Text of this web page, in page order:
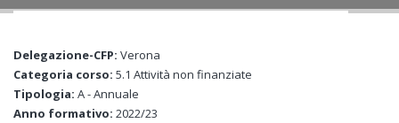
Delegazione-CFP: Verona
Categoria corso: 5.1 Attività non finanziate
Tipologia: A - Annuale
Anno formativo: 2022/23